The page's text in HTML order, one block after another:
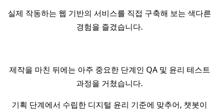
실제 작동하는 웹 기반의 서비스를 직접 구축해 보는 색다른
경험을 즐겼습니다.
제작을 마친 뒤에는 아주 중요한 단계인 QA 및 윤리 테스트
과정을 거쳤습니다.
기획 단계에서 수립한 디지털 윤리 기준에 맞추어, 챗봇이